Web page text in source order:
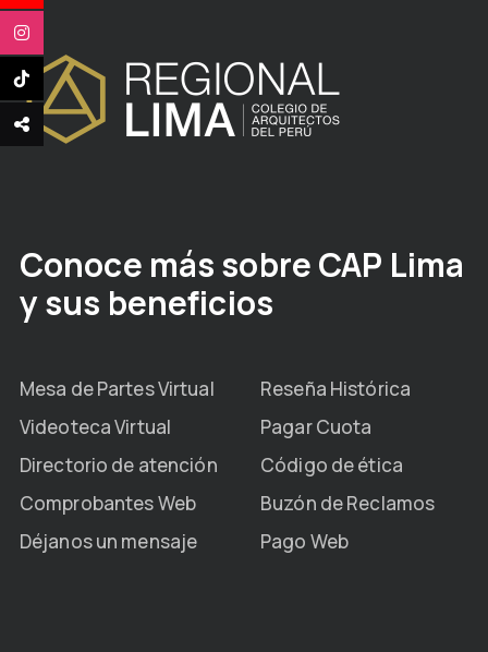
Conoce más sobre CAP Lima
y sus beneficios
Mesa de Partes Virtual
Reseña Histórica
Videoteca Virtual
Pagar Cuota
Directorio de atención
Código de ética
Comprobantes Web
Buzón de Reclamos
Déjanos un mensaje
Pago Web